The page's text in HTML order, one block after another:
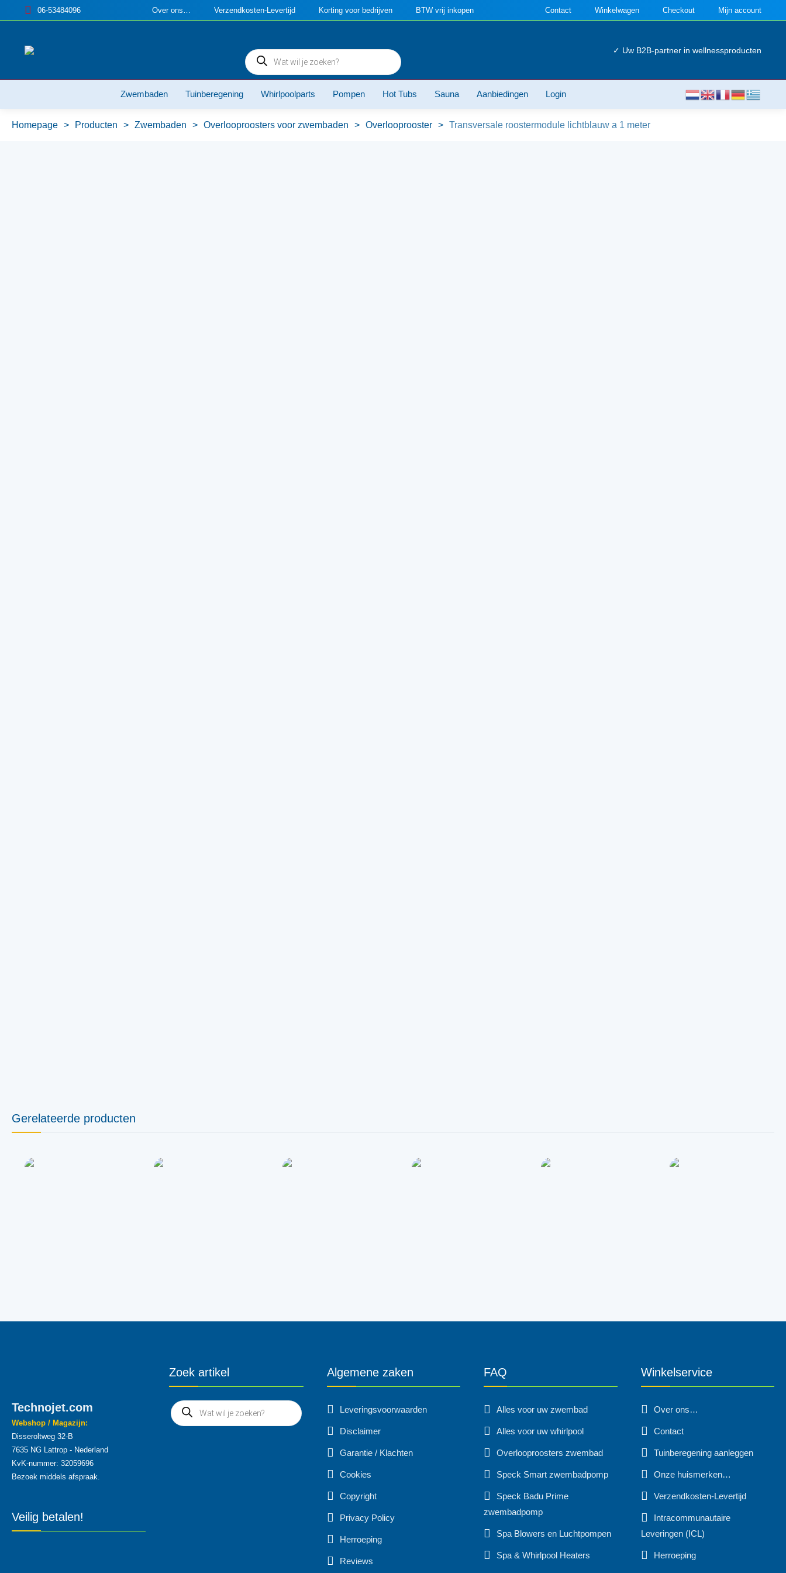
06-53484096 Over ons… Verzendkosten-Levertijd Korting voor bedrijven BTW vrij inkopen Contact Winkelwagen Checkout Mijn account
Producten
zoeken
✓ Uw B2B-partner in wellnessproducten
Zwembaden Tuinberegening Whirlpoolparts Pompen Hot Tubs Sauna Aanbiedingen Login
Homepage > Producten > Zwembaden > Overlooproosters voor zwembaden > Overlooprooster > Transversale roostermodule lichtblauw a 1 meter
Gerelateerde producten
Technojet.com
Webshop / Magazijn:
Disseroltweg 32-B
7635 NG Lattrop - Nederland
KvK-nummer: 32059696
Bezoek middels afspraak.
Veilig betalen!
Zoek artikel Algemene zaken
Leveringsvoorwaarden
Disclaimer
Garantie / Klachten
Cookies
Copyright
Privacy Policy
Herroeping
Reviews
FAQ
Alles voor uw zwembad
Alles voor uw whirlpool
Overlooproosters zwembad
Speck Smart zwembadpomp
Speck Badu Prime
zwembadpomp
Spa Blowers en Luchtpompen
Spa & Whirlpool Heaters
Winkelservice
Over ons…
Contact
Tuinberegening aanleggen
Onze huismerken…
Verzendkosten-Levertijd
Intracommunautaire
Leveringen (ICL)
Herroeping